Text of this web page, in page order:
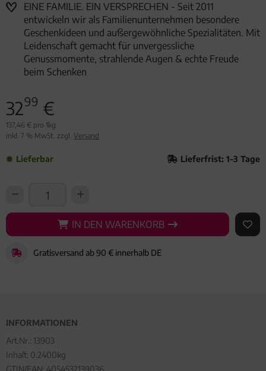
EINE FAMILIE. EIN VERSPRECHEN - Seit 2011
entwickeln wir als Familienunternehmen besondere
Geschenkideen und außergewöhnliche Spezialitäten. Mit
Leidenschaft gemacht für unvergessliche
Genussmomente, strahlende Augen & echte Freude
beim Schenken
3299 €
137,46 € pro 1kg
inkl. 7 % MwSt. zzgl. Versand
Lieferbar Lieferfrist: 1-3 Tage
IN DEN WARENKORB
IN DEN WARENKORB AUF
Gratisversand ab 90 € innerhalb DE
INFORMATIONEN
Art.Nr.: 13903
Inhalt: 0.2400kg
GTIN/EAN: 4054537139036